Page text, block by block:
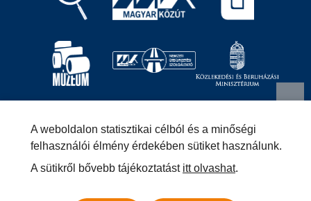
1024 Budapest, Fényes
Elek utca 7-13.
+36 (1) 819-9000 info@kozut.hu
MKNZRT (KRID: 153207128) Hivatali Kapu
A weboldalon statisztikai célból és a minőségi
felhasználói élmény érdekében sütiket használunk.
A sütikről bővebb tájékoztatást itt olvashat.